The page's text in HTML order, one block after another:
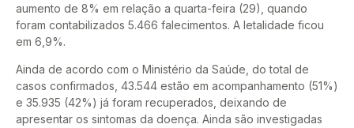
aumento de 8% em relação a quarta-feira (29), quando
foram contabilizados 5.466 falecimentos. A letalidade ficou
em 6,9%.
Ainda de acordo com o Ministério da Saúde, do total de
casos confirmados, 43.544 estão em acompanhamento (51%)
e 35.935 (42%) já foram recuperados, deixando de
apresentar os sintomas da doença. Ainda são investigadas